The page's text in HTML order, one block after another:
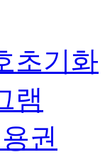
초기화
램
권